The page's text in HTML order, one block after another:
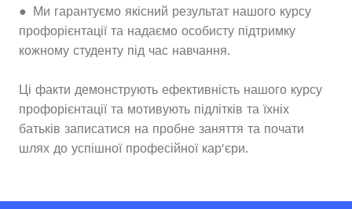
● Ми гарантуємо якісний результат нашого курсу
профорієнтації та надаємо особисту підтримку
кожному студенту під час навчання.
Ці факти демонструють ефективність нашого курсу
профорієнтації та мотивують підлітків та їхніх
батьків записатися на пробне заняття та почати
шлях до успішної професійної кар'єри.